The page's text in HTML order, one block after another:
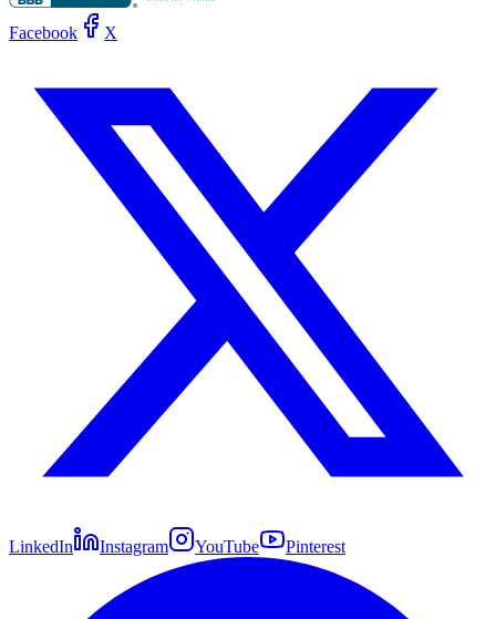
Facebook X
LinkedIn Instagram YouTube Pinterest